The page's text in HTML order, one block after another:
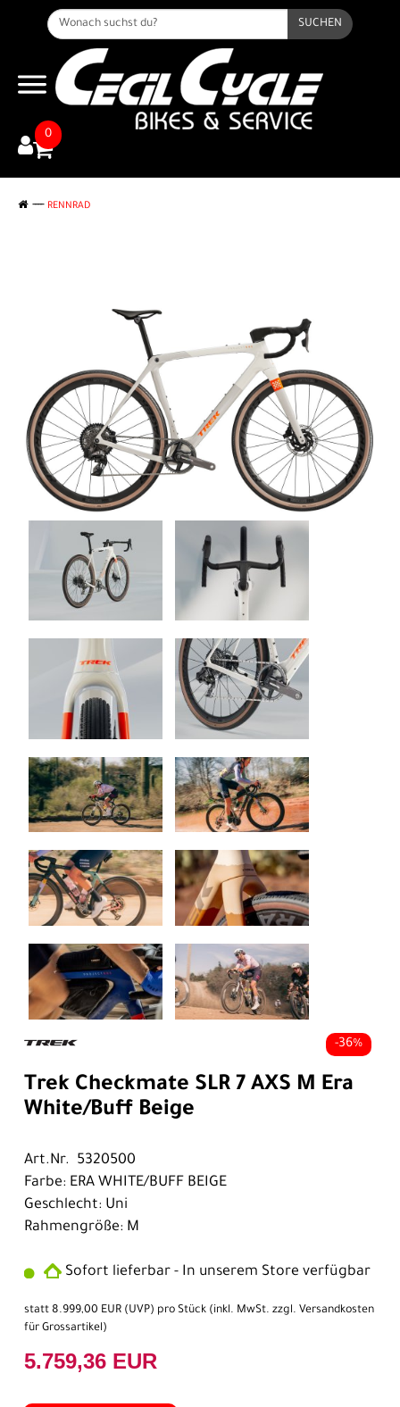
SUCHEN
0
RENNRAD
-36%
Trek Checkmate SLR 7 AXS M Era
White/Buff Beige
Art.Nr. 5320500
Farbe: ERA WHITE/BUFF BEIGE
Geschlecht: Uni
Rahmengröße: M
Sofort lieferbar - In unserem Store verfügbar
statt 8.999,00 EUR (UVP) pro Stück (inkl. MwSt. zzgl. Versandkosten
für Grossartikel)
5.759,36 EUR